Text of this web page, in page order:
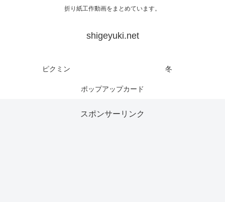
折り紙工作動画をまとめています。
shigeyuki.net
ピクミン 冬
ポップアップカード
スポンサーリンク